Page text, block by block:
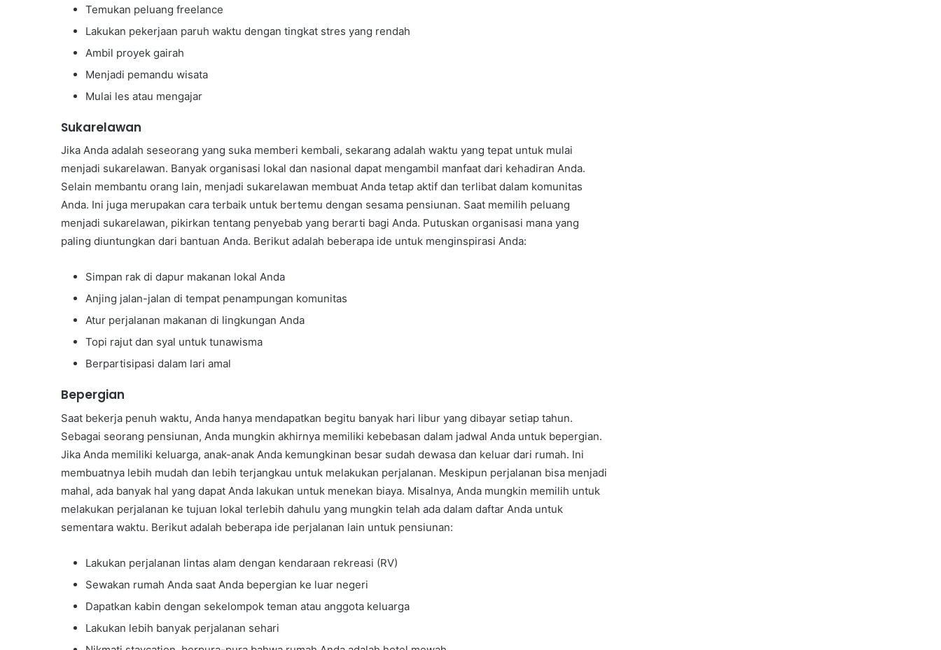
Temukan peluang freelance
Lakukan pekerjaan paruh waktu dengan tingkat stres yang rendah
Ambil proyek gairah
Menjadi pemandu wisata
Mulai les atau mengajar
Sukarelawan
Jika Anda adalah seseorang yang suka memberi kembali, sekarang adalah waktu yang tepat untuk mulai
menjadi sukarelawan. Banyak organisasi lokal dan nasional dapat mengambil manfaat dari kehadiran Anda.
Selain membantu orang lain, menjadi sukarelawan membuat Anda tetap aktif dan terlibat dalam komunitas
Anda. Ini juga merupakan cara terbaik untuk bertemu dengan sesama pensiunan. Saat memilih peluang
menjadi sukarelawan, pikirkan tentang penyebab yang berarti bagi Anda. Putuskan organisasi mana yang
paling diuntungkan dari bantuan Anda. Berikut adalah beberapa ide untuk menginspirasi Anda:
Simpan rak di dapur makanan lokal Anda
Anjing jalan-jalan di tempat penampungan komunitas
Atur perjalanan makanan di lingkungan Anda
Topi rajut dan syal untuk tunawisma
Berpartisipasi dalam lari amal
Bepergian
Saat bekerja penuh waktu, Anda hanya mendapatkan begitu banyak hari libur yang dibayar setiap tahun.
Sebagai seorang pensiunan, Anda mungkin akhirnya memiliki kebebasan dalam jadwal Anda untuk bepergian.
Jika Anda memiliki keluarga, anak-anak Anda kemungkinan besar sudah dewasa dan keluar dari rumah. Ini
membuatnya lebih mudah dan lebih terjangkau untuk melakukan perjalanan. Meskipun perjalanan bisa menjadi
mahal, ada banyak hal yang dapat Anda lakukan untuk menekan biaya. Misalnya, Anda mungkin memilih untuk
melakukan perjalanan ke tujuan lokal terlebih dahulu yang mungkin telah ada dalam daftar Anda untuk
sementara waktu. Berikut adalah beberapa ide perjalanan lain untuk pensiunan:
Lakukan perjalanan lintas alam dengan kendaraan rekreasi (RV)
Sewakan rumah Anda saat Anda bepergian ke luar negeri
Dapatkan kabin dengan sekelompok teman atau anggota keluarga
Lakukan lebih banyak perjalanan sehari